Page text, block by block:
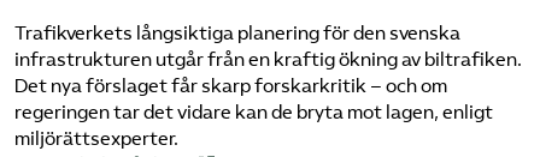
Trafikverkets långsiktiga planering för den svenska
infrastrukturen utgår från en kraftig ökning av biltrafiken.
Det nya förslaget får skarp forskarkritik – och om
regeringen tar det vidare kan de bryta mot lagen, enligt
miljörättsexperter.